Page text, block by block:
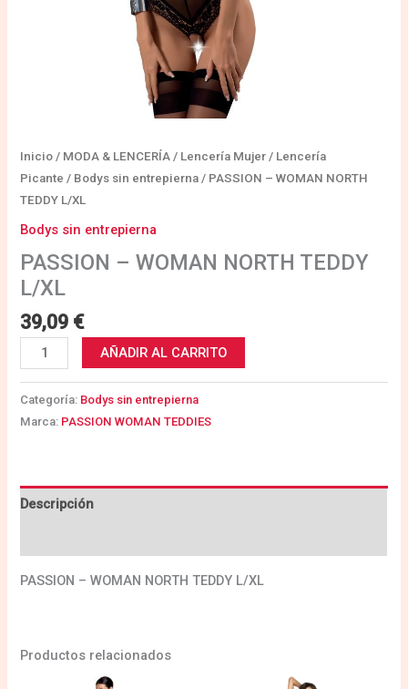
Inicio / MODA & LENCERÍA / Lencería Mujer / Lencería
Picante / Bodys sin entrepierna / PASSION – WOMAN NORTH
TEDDY L/XL
Bodys sin entrepierna
PASSION – WOMAN NORTH TEDDY
L/XL
39,09 €
AÑADIR AL CARRITO
Categoría: Bodys sin entrepierna
Marca: PASSION WOMAN TEDDIES
Descripción
PASSION – WOMAN NORTH TEDDY L/XL
Productos relacionados